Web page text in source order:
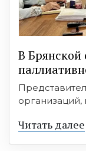
В Брянской
организаций,
Читать далее